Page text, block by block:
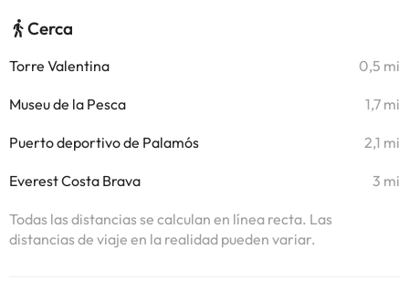
Cerca
Torre Valentina 0,5 mi
Museu de la Pesca 1,7 mi
Puerto deportivo de Palamós 2,1 mi
Everest Costa Brava 3 mi
Todas las distancias se calculan en línea recta. Las
distancias de viaje en la realidad pueden variar.